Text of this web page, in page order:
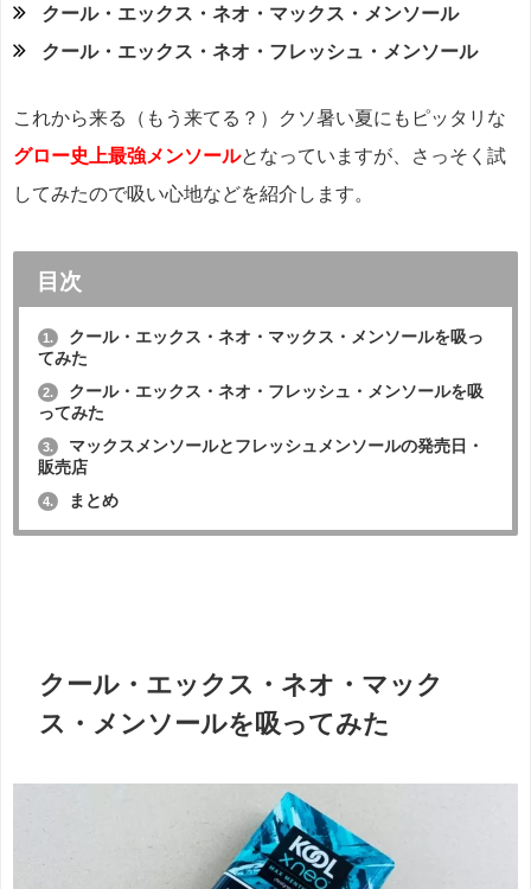
クール・エックス・ネオ・マックス・メンソール
クール・エックス・ネオ・フレッシュ・メンソール
これから来る（もう来てる？）クソ暑い夏にもピッタリな
グロー史上最強メンソールとなっていますが、さっそく試
してみたので吸い心地などを紹介します。
目次
1.
クール・エックス・ネオ・マックス・メンソールを吸っ
てみた
2.
クール・エックス・ネオ・フレッシュ・メンソールを吸
ってみた
3.
マックスメンソールとフレッシュメンソールの発売日・
販売店
4. まとめ
クール・エックス・ネオ・マック
ス・メンソールを吸ってみた